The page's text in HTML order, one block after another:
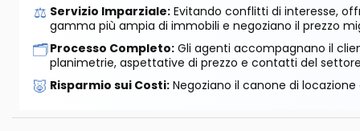
⚖️ Servizio Imparziale: Evitando conflitti di interesse,
gamma più ampia di immobili e negoziano il prezzo
🗂️Processo Completo: Gli agenti accompagnano il
planimetrie, aspettative di prezzo e contatti del
🐷 Risparmio sui Costi: Negoziano il canone di